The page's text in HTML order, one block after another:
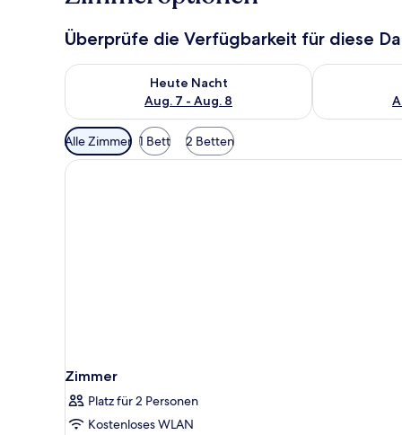
Überprüfe die Verfügbarkeit für diese
Heute Nacht
Aug. 7 - Aug. 8
Überprüfe die Verfügbarkeit für heute Nacht, Aug. 7
Überprüfe
Verfügbare
Filter
für
Alle Zimmer 1 Bett 2 Betten
Zimmer
Platz für 2 Personen
Kostenloses WLAN